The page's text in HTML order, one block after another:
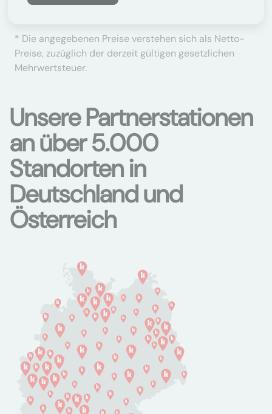
* Die angegebenen Preise verstehen sich als Netto-
Preise, zuzüglich der derzeit gültigen gesetzlichen
Mehrwertsteuer.
Unsere Partnerstationen
an über 5.000
Standorten in
Deutschland und
Österreich